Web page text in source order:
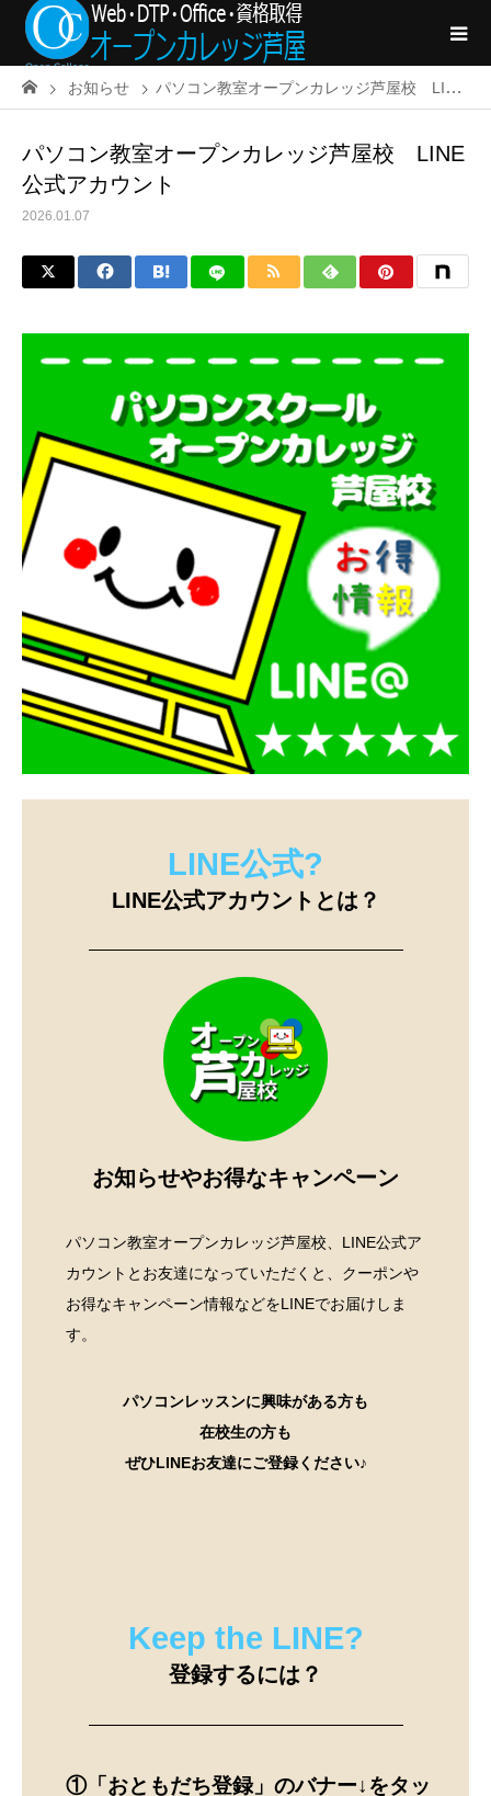
お知らせ パソコン教室オープンカレッジ芦屋校 LINE公式アカウント
パソコン教室オープンカレッジ芦屋校 LINE
公式アカウント
2026.01.07
LINE公式?
LINE公式アカウントとは？
お知らせやお得なキャンペーン
パソコン教室オープンカレッジ芦屋校、LINE公式ア
カウントとお友達になっていただくと、クーポンや
お得なキャンペーン情報などをLINEでお届けしま
す。
パソコンレッスンに興味がある方も
在校生の方も
ぜひLINEお友達にご登録ください♪
Keep the LINE?
登録するには？
①「おともだち登録」のバナー↓をタッ